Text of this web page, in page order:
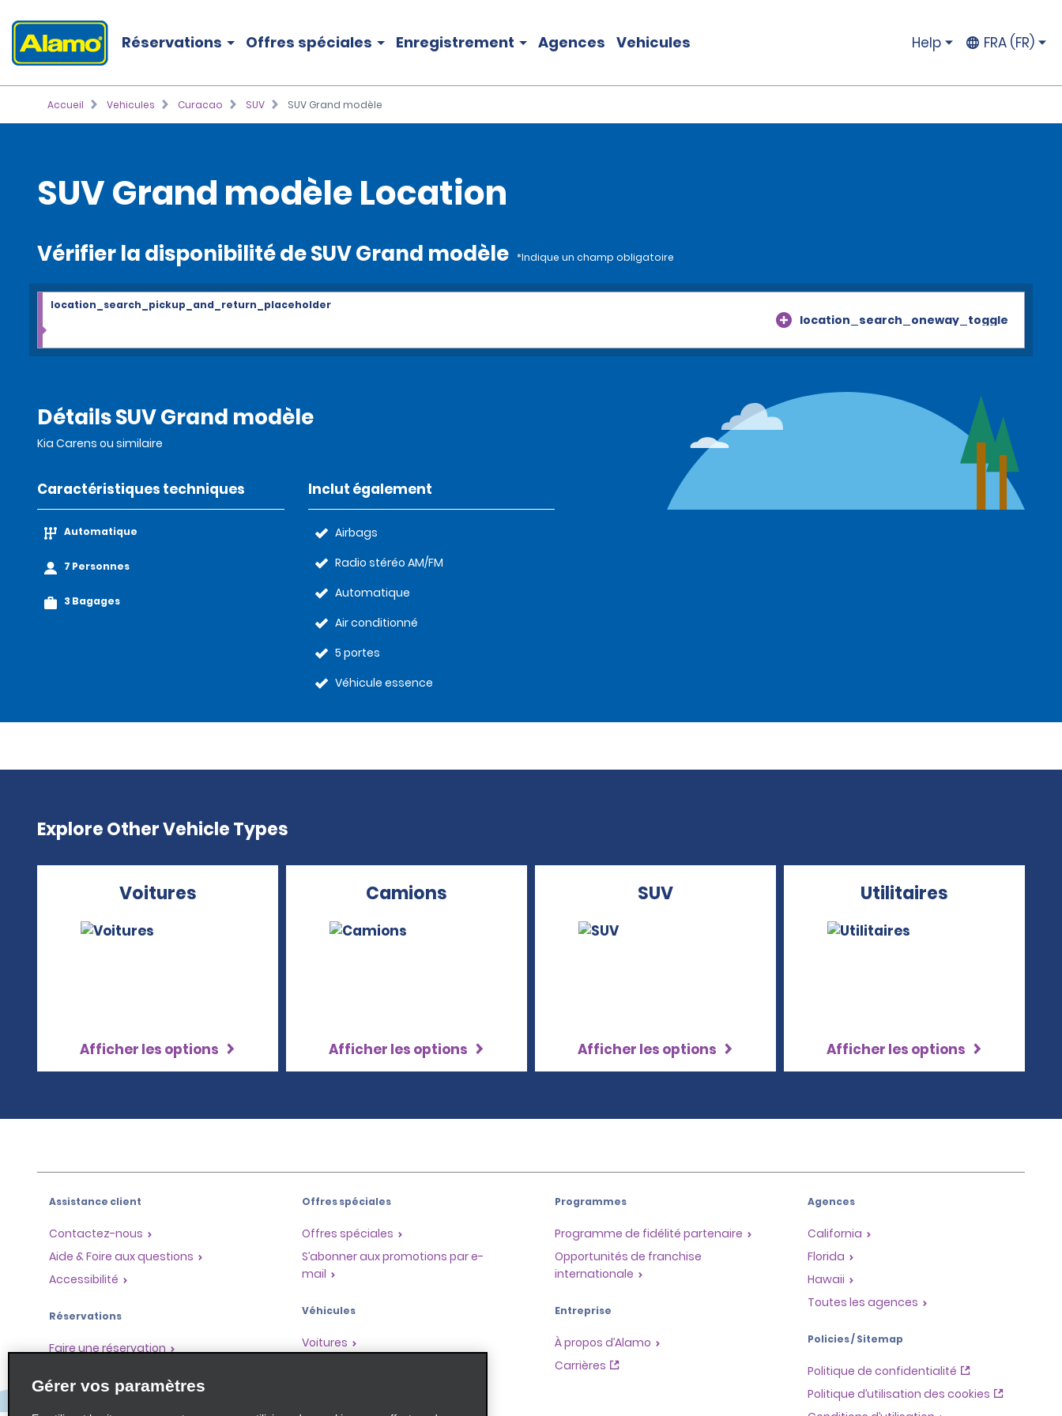
Réservations Offres spéciales Enregistrement Agences Vehicules Help FRA (FR)
Accueil Vehicules Curacao SUV SUV Grand modèle
SUV Grand modèle Location
Vérifier la disponibilité de SUV Grand modèle *Indique un champ obligatoire
location_search_oneway_toggle
location_search_pickup_and_return_placeholder
Détails SUV Grand modèle
Kia Carens ou similaire
Caractéristiques techniques
Automatique
7 Personnes
3 Bagages
Inclut également
Airbags
Radio stéréo AM/FM
Automatique
Air conditionné
5 portes
Véhicule essence
Explore Other Vehicle Types
Voitures
Afficher les options
Camions
Afficher les options
SUV
Afficher les options
Utilitaires
Afficher les options
Assistance client
Contactez-nous
Aide & Foire aux questions
Accessibilité
Réservations
Faire une réservation
Enregistrement accéléré
Offres spéciales
Offres spéciales
S’abonner aux promotions par e-
mail
Véhicules
Voitures
Programmes
Programme de fidélité partenaire
Opportunités de franchise
internationale
Entreprise
À propos d’Alamo
Carrières
Agences
California
Florida
Hawaii
Toutes les agences
Policies / Sitemap
Politique de confidentialité
Politique d’utilisation des cookies
Gérer vos paramètres